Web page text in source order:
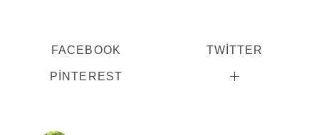
FACEBOOK TWITTER
PINTEREST